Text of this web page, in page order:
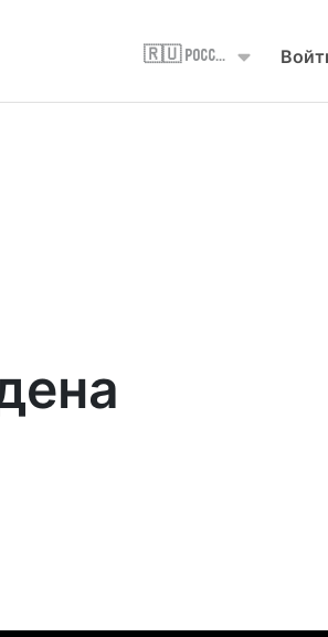
🇷🇺 Россия